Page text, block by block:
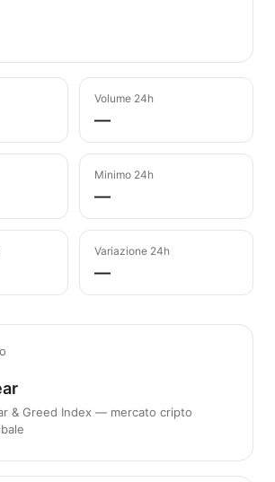
Volume 24h
—
Minimo 24h
—
Variazione 24h
—
& Greed Index — mercato cripto